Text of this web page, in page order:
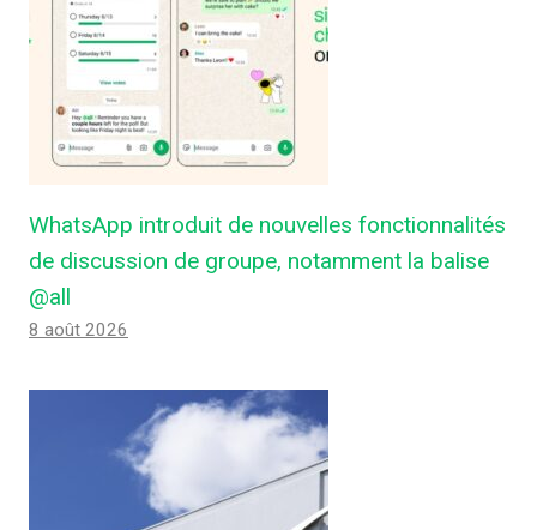
WhatsApp introduit de nouvelles fonctionnalités
de discussion de groupe, notamment la balise
@all
8 août 2026